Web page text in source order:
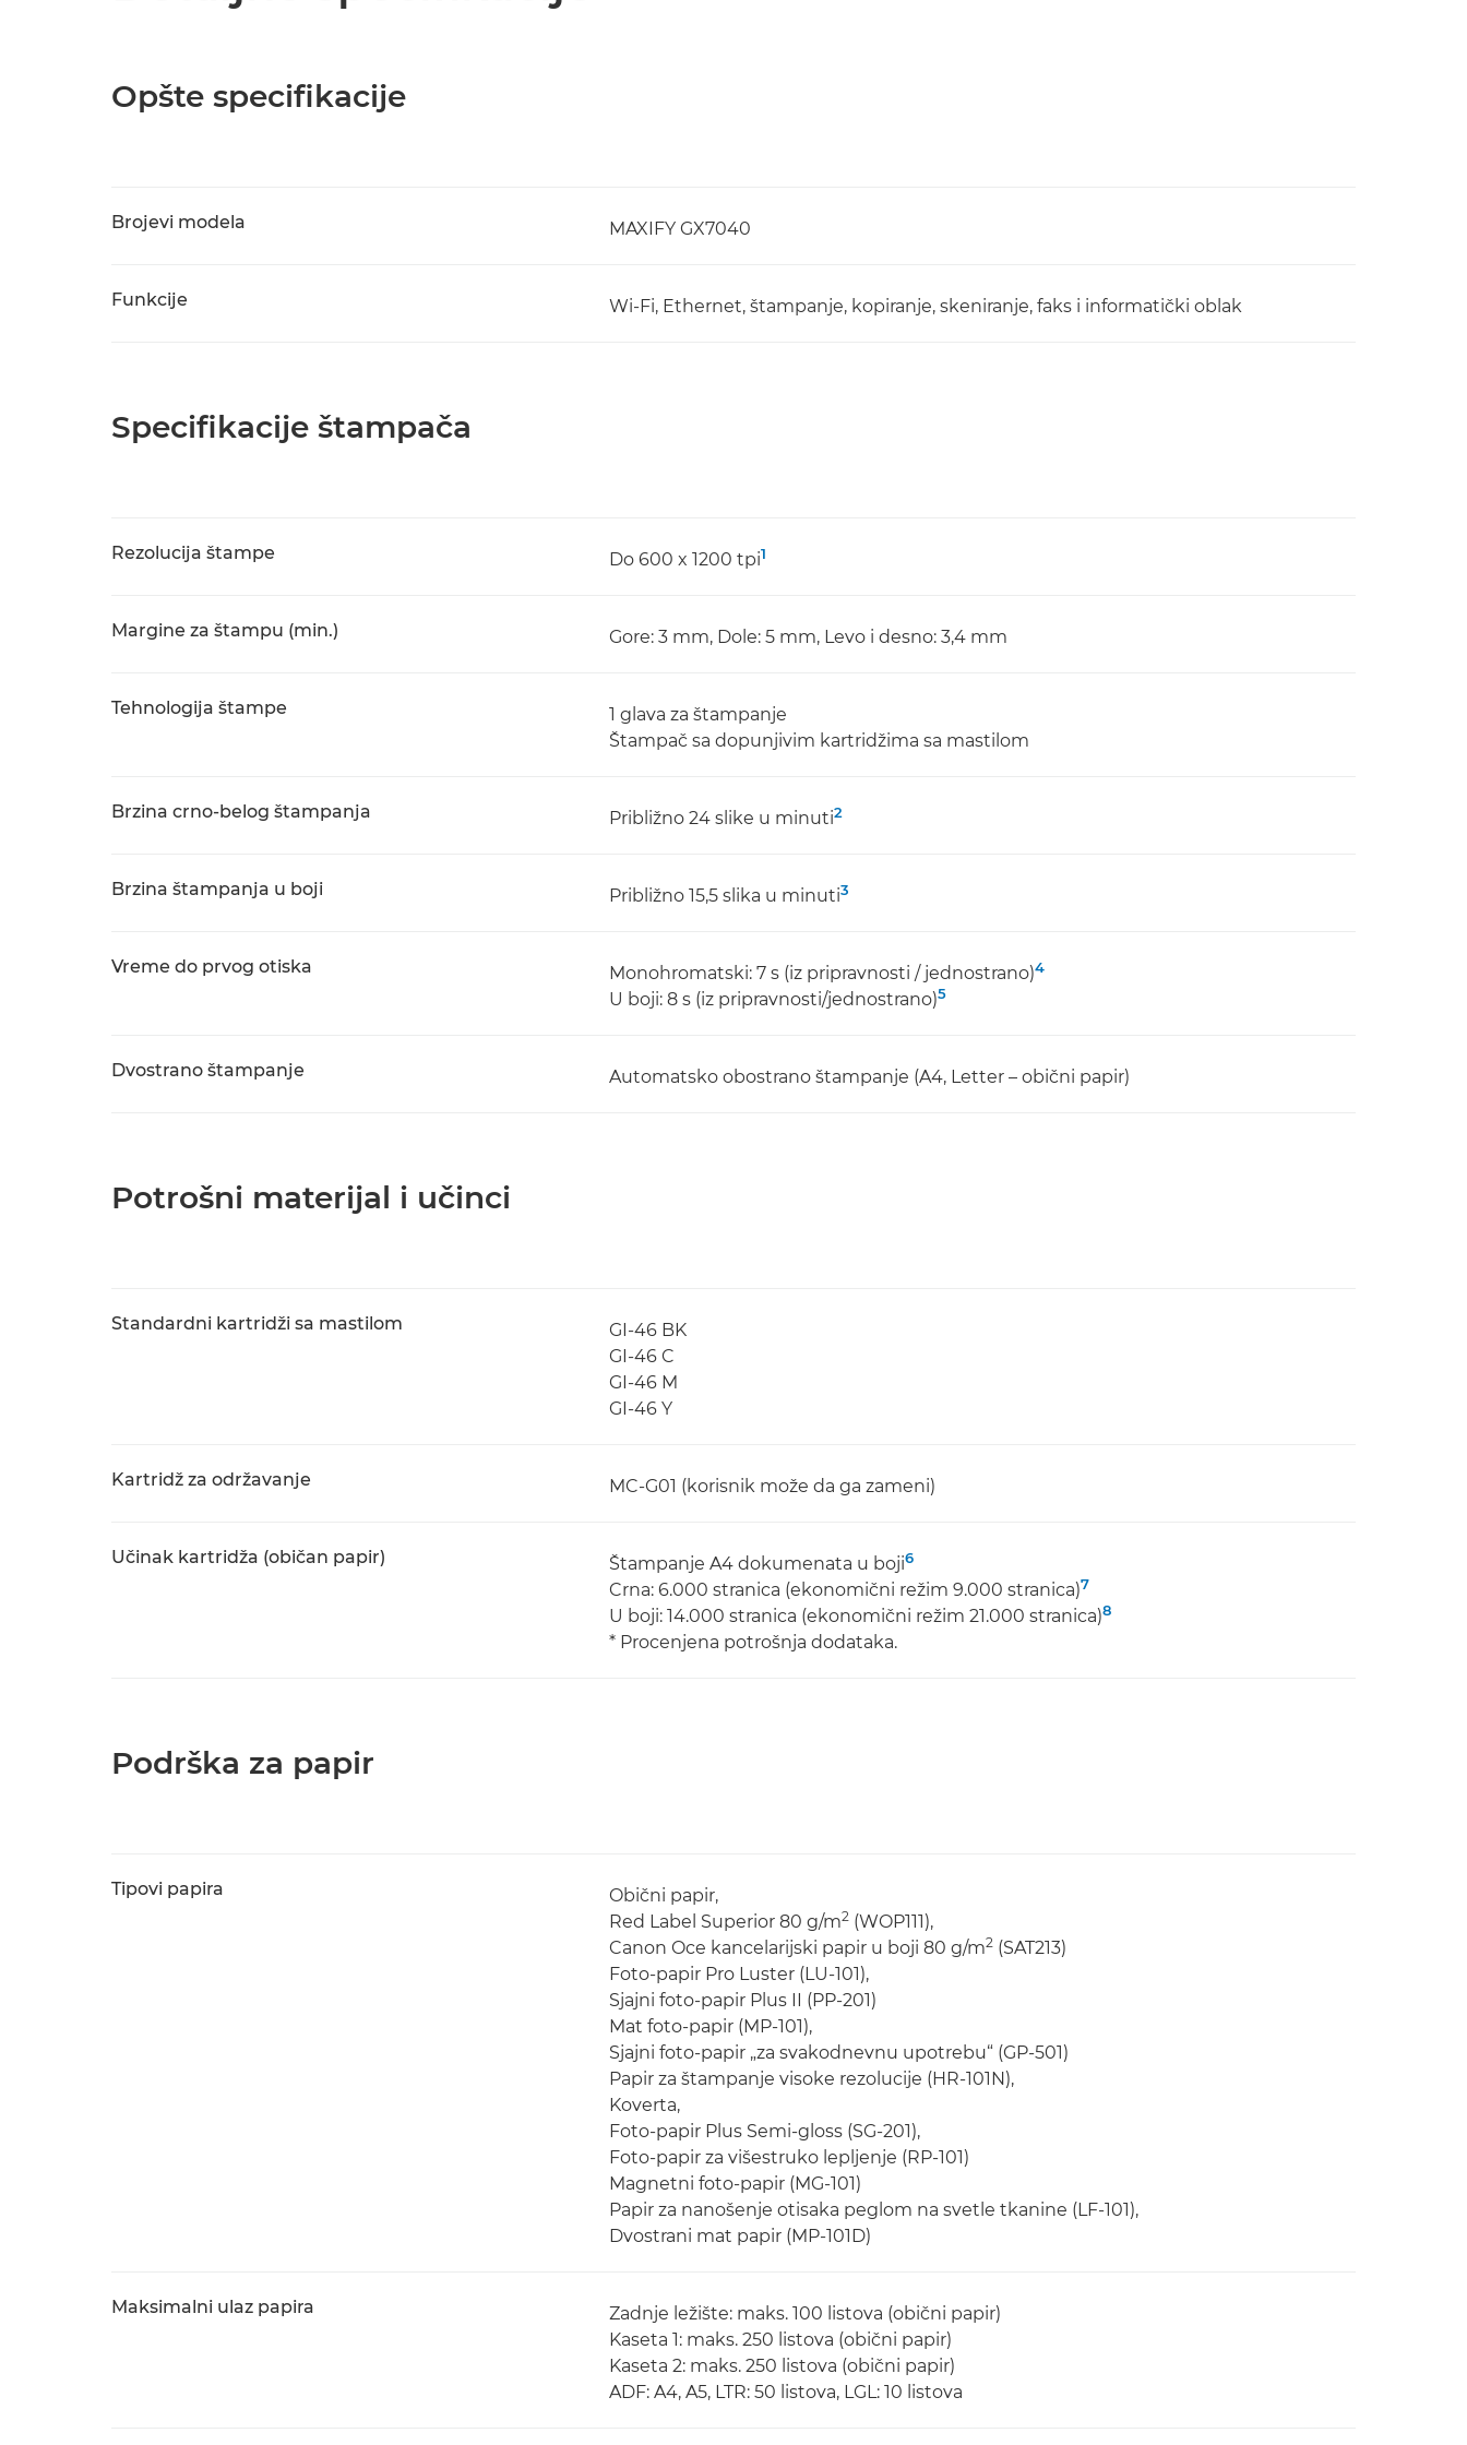
Opšte specifikacije
Brojevi modela MAXIFY GX7040
Funkcije Wi-Fi, Ethernet, štampanje, kopiranje, skeniranje, faks i informatički oblak
Specifikacije štampača
Rezolucija štampe Do 600 x 1200 tpi1
Margine za štampu (min.) Gore: 3 mm, Dole: 5 mm, Levo i desno: 3,4 mm
Tehnologija štampe
1 glava za štampanje
Štampač sa dopunjivim kartridžima sa mastilom
Brzina crno-belog štampanja Približno 24 slike u minuti2
Brzina štampanja u boji Približno 15,5 slika u minuti3
Vreme do prvog otiska Monohromatski: 7 s (iz pripravnosti / jednostrano)4
U boji: 8 s (iz pripravnosti/jednostrano)5
Dvostrano štampanje Automatsko obostrano štampanje (A4, Letter – obični papir)
Potrošni materijal i učinci
Standardni kartridži sa mastilom
GI-46 BK
GI-46 C
GI-46 M
GI-46 Y
Kartridž za održavanje MC-G01 (korisnik može da ga zameni)
Učinak kartridža (običan papir) Štampanje A4 dokumenata u boji6
Crna: 6.000 stranica (ekonomični režim 9.000 stranica)7
U boji: 14.000 stranica (ekonomični režim 21.000 stranica)8
* Procenjena potrošnja dodataka.
Podrška za papir
Tipovi papira
Obični papir,
Red Label Superior 80 g/m2 (WOP111),
Canon Oce kancelarijski papir u boji 80 g/m2 (SAT213)
Foto-papir Pro Luster (LU-101),
Sjajni foto-papir Plus II (PP-201)
Mat foto-papir (MP-101),
Sjajni foto-papir „za svakodnevnu upotrebu“ (GP-501)
Papir za štampanje visoke rezolucije (HR-101N),
Koverta,
Foto-papir Plus Semi-gloss (SG-201),
Foto-papir za višestruko lepljenje (RP-101)
Magnetni foto-papir (MG-101)
Papir za nanošenje otisaka peglom na svetle tkanine (LF-101),
Dvostrani mat papir (MP-101D)
Maksimalni ulaz papira
Zadnje ležište: maks. 100 listova (obični papir)
Kaseta 1: maks. 250 listova (obični papir)
Kaseta 2: maks. 250 listova (obični papir)
ADF: A4, A5, LTR: 50 listova, LGL: 10 listova